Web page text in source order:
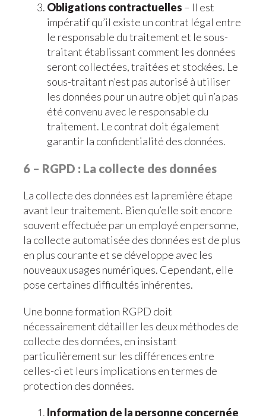
Obligations contractuelles – Il est
impératif qu’il existe un contrat légal entre
le responsable du traitement et le sous-
traitant établissant comment les données
seront collectées, traitées et stockées. Le
sous-traitant n’est pas autorisé à utiliser
les données pour un autre objet qui n’a pas
été convenu avec le responsable du
traitement. Le contrat doit également
garantir la confidentialité des données.
6 – RGPD : La collecte des données
La collecte des données est la première étape
avant leur traitement. Bien qu’elle soit encore
souvent effectuée par un employé en personne,
la collecte automatisée des données est de plus
en plus courante et se développe avec les
nouveaux usages numériques. Cependant, elle
pose certaines difficultés inhérentes.
Une bonne formation RGPD doit
nécessairement détailler les deux méthodes de
collecte des données, en insistant
particulièrement sur les différences entre
celles-ci et leurs implications en termes de
protection des données.
Information de la personne concernée